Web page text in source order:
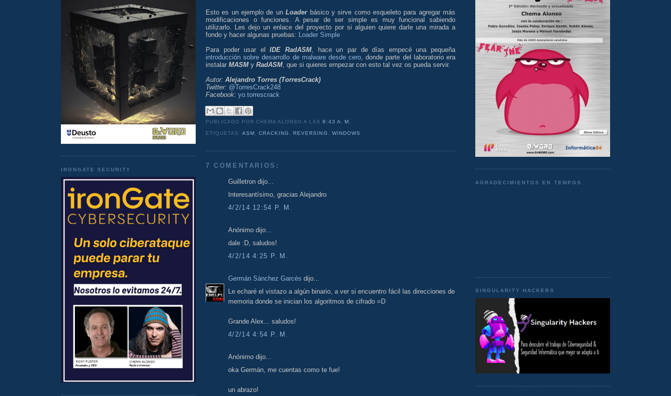
IRONGATE SECURITY
Esto es un ejemplo de unLoaderbásico y sirve como esqueleto para agregar más
modificaciones o funciones. A pesar de ser simple es muy funcional sabiendo
utilizarlo. Les dejo un enlace del proyecto por si alguien quiere darle una mirada a
fondo y hacer algunas pruebas:
Loader Simple
Para poder usar elIDE RadASM , hace un par de días empecé una pequeña
introducción sobre desarrollo de malware desde cero , donde parte del laboratorio era
instalar MASM y RadASM , que si quieres empezar con esto tal vez os pueda servir.
Autor: Alejandro Torres (TorresCrack)
Twitter: @TorresCrack248
Facebook: yo.torrescrack
PUBLICADO POR CHEMA ALONSOA LAS8:43 A. M.
ETIQUETAS:ASM ,CRACKING , REVERSING , WINDOWS
7 COMENTARIOS:
Guilletron dijo...
Interesantísimo, gracias Alejandro
4/2/14 12:54 P. M.
Anónimo dijo...
dale :D, saludos!
4/2/14 4:25 P. M.
Germán Sánchez Garcés dijo...
Le echaré el vistazo a algún binario, a ver si encuentro fácil las direcciones de
memoria donde se inician los algoritmos de cifrado =D
Grande Alex... saludos!
4/2/14 4:54 P. M.
Anónimo dijo...
oka Germán, me cuentas como te fue!
un abrazo!
AGRADECIMIENTOS EN TEMPOS
SINGULARITY HACKERS